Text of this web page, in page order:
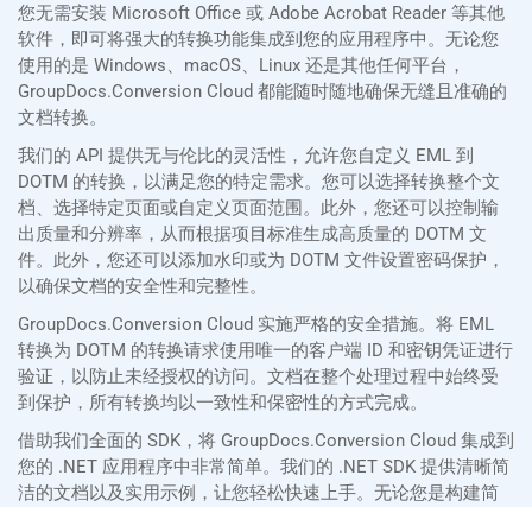
您无需安装 Microsoft Office 或 Adobe Acrobat Reader 等其他
软件，即可将强大的转换功能集成到您的应用程序中。无论您
使用的是 Windows、macOS、Linux 还是其他任何平台，
GroupDocs.Conversion Cloud 都能随时随地确保无缝且准确的
文档转换。
我们的 API 提供无与伦比的灵活性，允许您自定义 EML 到
DOTM 的转换，以满足您的特定需求。您可以选择转换整个文
档、选择特定页面或自定义页面范围。此外，您还可以控制输
出质量和分辨率，从而根据项目标准生成高质量的 DOTM 文
件。此外，您还可以添加水印或为 DOTM 文件设置密码保护，
以确保文档的安全性和完整性。
GroupDocs.Conversion Cloud 实施严格的安全措施。将 EML
转换为 DOTM 的转换请求使用唯一的客户端 ID 和密钥凭证进行
验证，以防止未经授权的访问。文档在整个处理过程中始终受
到保护，所有转换均以一致性和保密性的方式完成。
借助我们全面的 SDK，将 GroupDocs.Conversion Cloud 集成到
您的 .NET 应用程序中非常简单。我们的 .NET SDK 提供清晰简
洁的文档以及实用示例，让您轻松快速上手。无论您是构建简